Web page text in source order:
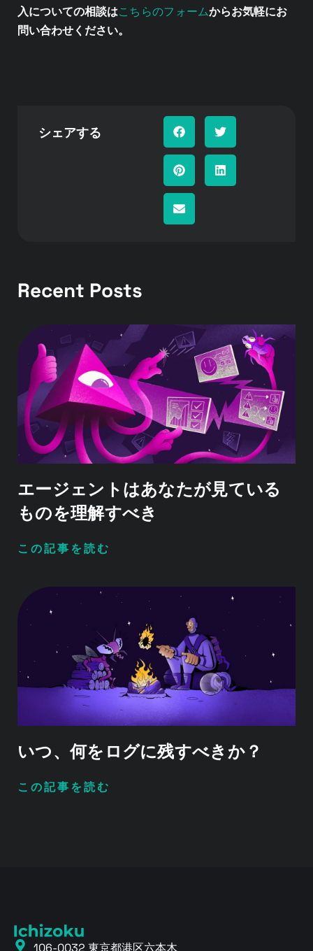
入についての相談はこちらのフォームからお気軽にお
問い合わせください。
シェアする
Recent Posts
エージェントはあなたが見ている
ものを理解すべき
この記事を読む
いつ、何をログに残すべきか？
この記事を読む